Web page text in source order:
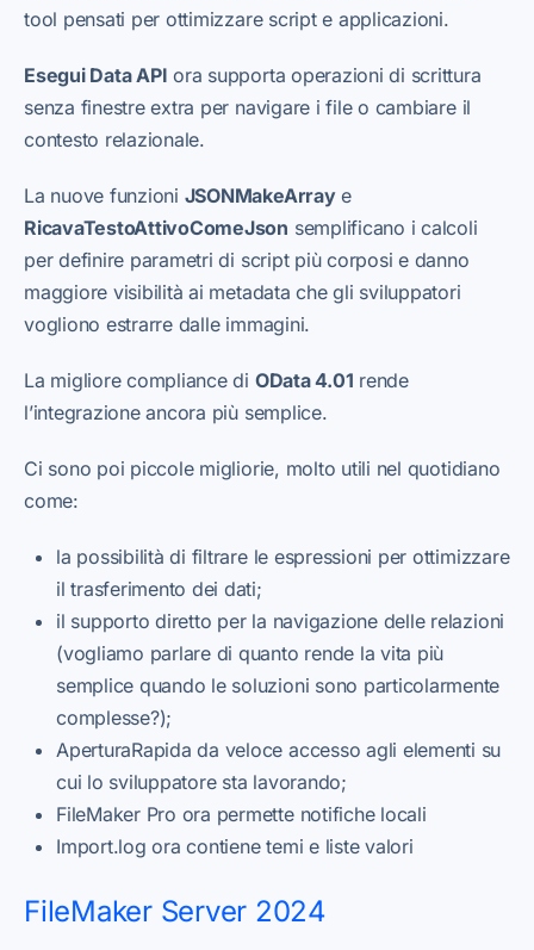
tool pensati per ottimizzare script e applicazioni.
Esegui Data API ora supporta operazioni di scrittura
senza finestre extra per navigare i file o cambiare il
contesto relazionale.
La nuove funzioni JSONMakeArraye
RicavaTestoAttivoComeJson semplificano i calcoli
per definire parametri di script più corposi e danno
maggiore visibilità ai metadata che gli sviluppatori
vogliono estrarre dalle immagini.
La migliore compliance di OData 4.01 rende
l’integrazione ancora più semplice.
Ci sono poi piccole migliorie, molto utili nel quotidiano
come:
la possibilità di filtrare le espressioni per ottimizzare
il trasferimento dei dati;
il supporto diretto per la navigazione delle relazioni
(vogliamo parlare di quanto rende la vita più
semplice quando le soluzioni sono particolarmente
complesse?);
AperturaRapida da veloce accesso agli elementi su
cui lo sviluppatore sta lavorando;
FileMaker Pro ora permette notifiche locali
Import.log ora contiene temi e liste valori
FileMaker Server 2024